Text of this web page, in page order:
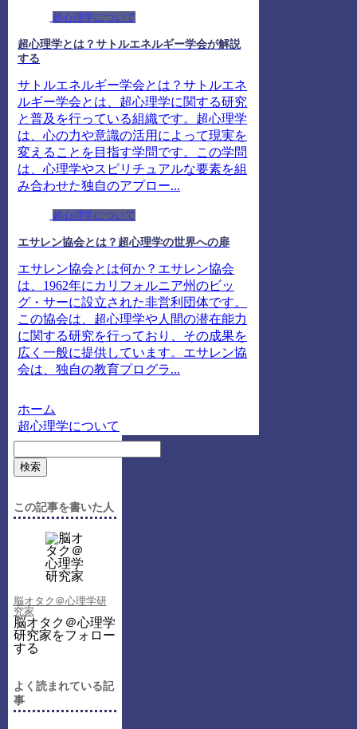
超心理学について
超心理学とは？サトルエネルギー学会が解説
する
サトルエネルギー学会とは？サトルエネ
ルギー学会とは、超心理学に関する研究
と普及を行っている組織です。超心理学
は、心の力や意識の活用によって現実を
変えることを目指す学問です。この学問
は、心理学やスピリチュアルな要素を組
み合わせた独自のアプロー...
超心理学について
エサレン協会とは？超心理学の世界への扉
エサレン協会とは何か？エサレン協会
は、1962年にカリフォルニア州のビッ
グ・サーに設立された非営利団体です。
この協会は、超心理学や人間の潜在能力
に関する研究を行っており、その成果を
広く一般に提供しています。エサレン協
会は、独自の教育プログラ...
ホーム
超心理学について
検索
この記事を書いた人
脳オタク＠心理学研
究家
脳オタク＠心理学
研究家をフォロー
する
よく読まれている記
事